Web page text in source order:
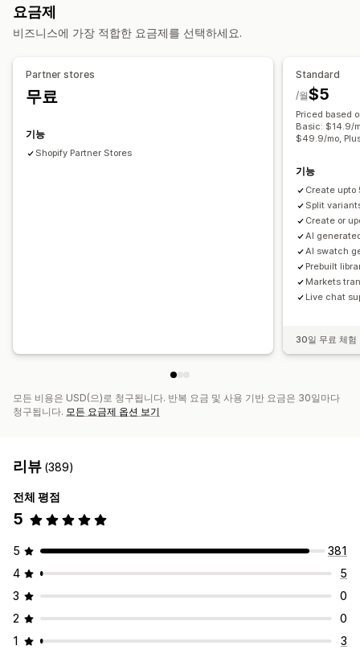
가져오기 및 내보내기
재고 부족 알림
재고 사용 가능성
재고 보유 표시
요금제
비즈니스에 가장 적합한 요금제를 선택하세요.
Partner stores
무료
기능
Shopify Partner Stores
Standard
$5
/월
Priced based
Basic: $14.9/
$49.9/mo,
기능
Create
Split
Create or
AI
AI swatch
Prebuilt
Markets
Live chat
30일 무료 체험
모든 비용은 USD(으)로 청구됩니다. 반복 요금 및 사용 기반 요금은 30일마다
청구됩니다. 모든 요금제 옵션 보기
리뷰 (389)
전체 평점
5
5
381
4
5
3
0
2
0
1
3